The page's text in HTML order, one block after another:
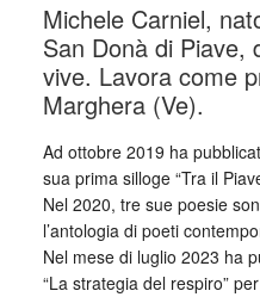
Michele Carniel,
San Donà di Piave,
vive. Lavora come
Marghera (Ve).
Ad ottobre 2019 ha
sua prima silloge “Tra il
Nel 2020, tre sue poesie
l’antologia di poeti
Nel mese di luglio 2023 ha
“La strategia del respiro”